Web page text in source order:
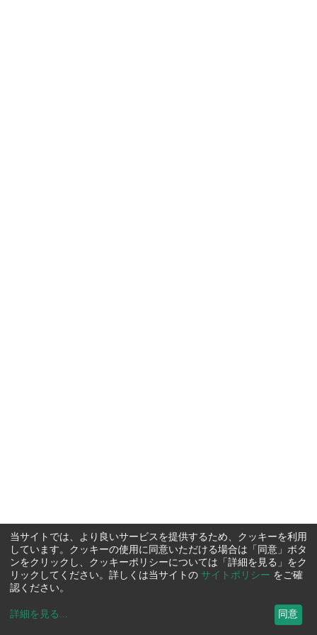
当サイトでは、より良いサービスを提供するため、クッキーを利用
しています。クッキーの使用に同意いただける場合は「同意」ボタ
ンをクリックし、クッキーポリシーについては「詳細を見る」をク
リックしてください。詳しくは当サイトの サイトポリシー をご確
認ください。
詳細を見る ... 同意